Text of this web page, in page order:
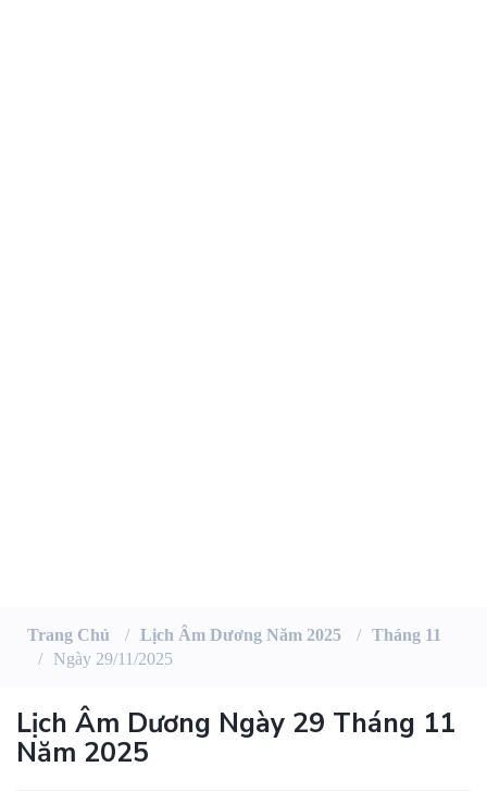
Trang Chủ Lịch Âm Dương Năm 2025
Tháng 11
Ngày 29/11/2025
Lịch Âm Dương Ngày 29 Tháng 11
Năm 2025